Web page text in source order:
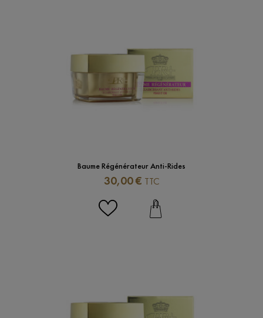
Baume Régénérateur Anti-Rides
Prix
30,00 € TTC